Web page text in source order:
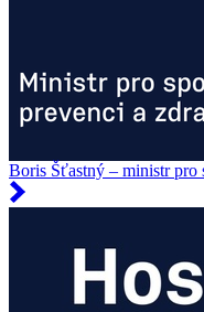
Boris Šťastný – ministr pro